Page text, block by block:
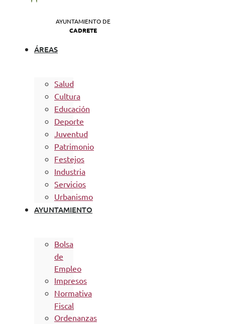
AYUNTAMIENTO DE
CADRETE
ÁREAS
Salud
Cultura
Educación
Deporte
Juventud
Patrimonio
Festejos
Industria
Servicios
Urbanismo
AYUNTAMIENTO
Bolsa
de
Empleo
Impresos
Normativa
Fiscal
Ordenanzas